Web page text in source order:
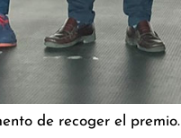
de recoger el premio.